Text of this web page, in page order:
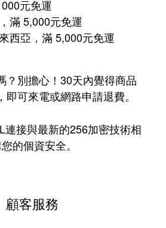
元免運
滿 5,000元免運
西亞，滿 5,000元免運
？別擔心！30天內覺得商品
可來電或網路申請退費。
連接與最新的256加密技術相
的個資安全。
顧客服務